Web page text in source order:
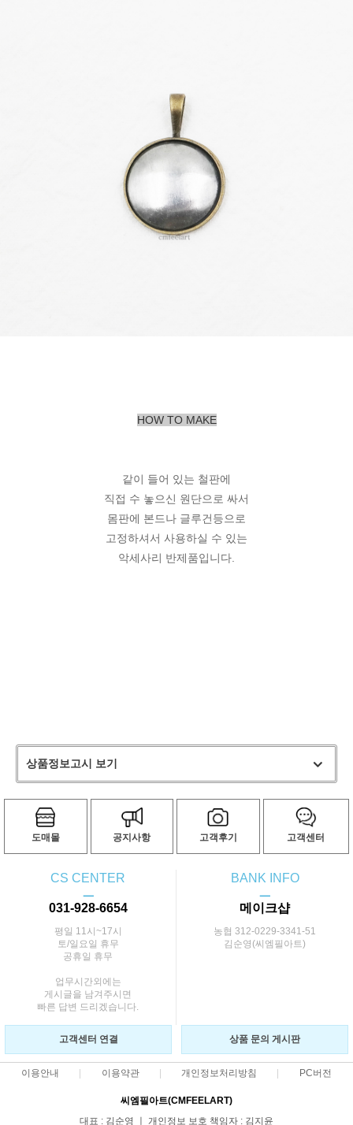
HOW TO MAKE
같이 들어 있는 철판에
직접 수 놓으신 원단으로 싸서
몸판에 본드나 글루건등으로
고정하셔서 사용하실 수 있는
악세사리 반제품입니다.
상품정보고시 보기
도매몰 공지사항 고객후기 고객센터
CS CENTER
ㅡ
031-928-6654
평일 11시~17시
토/일요일 휴무
공휴일 휴무
업무시간외에는
게시글을 남겨주시면
빠른 답변 드리겠습니다.
BANK INFO
ㅡ
메이크샵
농협 312-0229-3341-51
김순영(씨엠필아트)
고객센터 연결 상품 문의 게시판
이용안내 이용약관 개인정보처리방침 PC버전
씨엠필아트(CMFEELART)
대표 : 김순영 ㅣ 개인정보 보호 책임자 : 김지윤